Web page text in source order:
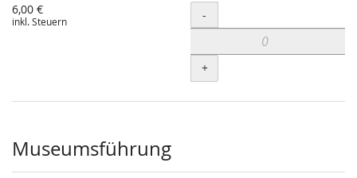
6,00 €
inkl. Steuern Menge
-
+
Museumsführung